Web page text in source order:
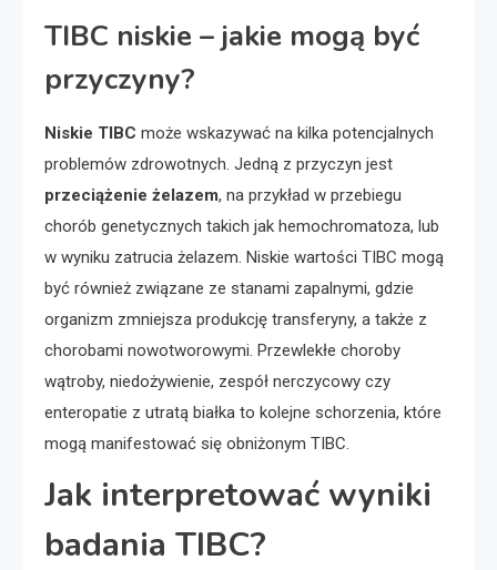
TIBC niskie – jakie mogą być
przyczyny?
Niskie TIBC może wskazywać na kilka potencjalnych
problemów zdrowotnych. Jedną z przyczyn jest
przeciążenie żelazem, na przykład w przebiegu
chorób genetycznych takich jak hemochromatoza, lub
w wyniku zatrucia żelazem. Niskie wartości TIBC mogą
być również związane ze stanami zapalnymi, gdzie
organizm zmniejsza produkcję transferyny, a także z
chorobami nowotworowymi. Przewlekłe choroby
wątroby, niedożywienie, zespół nerczycowy czy
enteropatie z utratą białka to kolejne schorzenia, które
mogą manifestować się obniżonym TIBC.
Jak interpretować wyniki
badania TIBC?